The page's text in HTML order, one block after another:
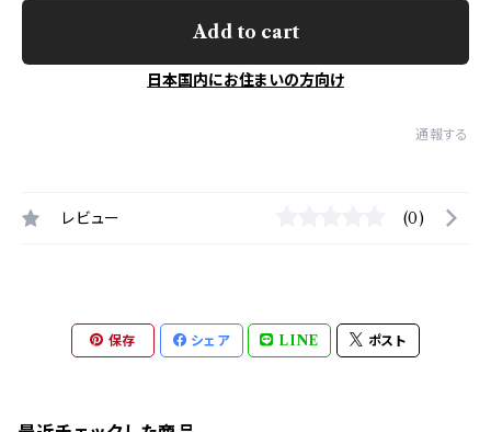
Add to cart
日本国内にお住まいの方向け
通報する
レビュー (0)
保存 シェア LINE ポスト